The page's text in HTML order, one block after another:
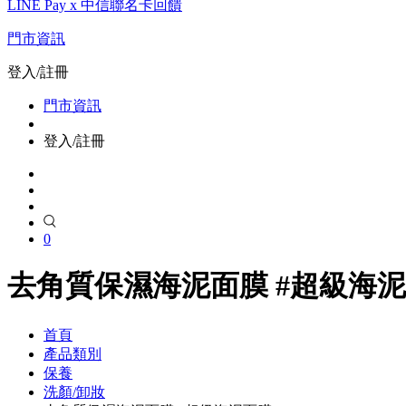
LINE Pay x 中信聯名卡回饋
門市資訊
登入/註冊
門市資訊
登入/註冊
0
去角質保濕海泥面膜 #超級海
首頁
產品類別
保養
洗顏/卸妝